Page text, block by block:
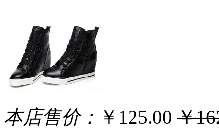
本店售价： ￥125.00 ￥